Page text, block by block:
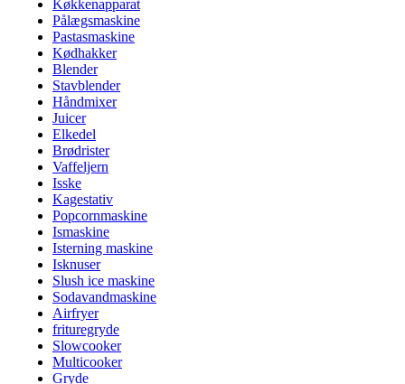
Køkkenapparat
Pålægsmaskine
Pastasmaskine
Kødhakker
Blender
Stavblender
Håndmixer
Juicer
Elkedel
Brødrister
Vaffeljern
Isske
Kagestativ
Popcornmaskine
Ismaskine
Isterning maskine
Isknuser
Slush ice maskine
Sodavandmaskine
Airfryer
frituregryde
Slowcooker
Multicooker
Gryde